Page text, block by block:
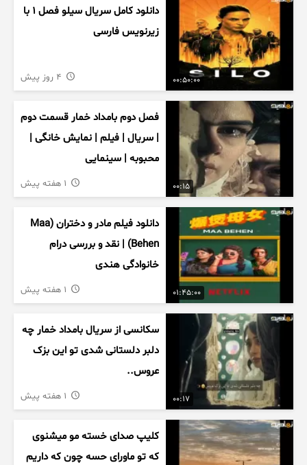
00:50:00
دانلود کامل سریال سیلو فصل ۱ با
زیرنویس فارسی
00:15
فصل دوم بامداد خمار قسمت دوم
| سریال | فیلم | نمایش خانگی |
محبوبه | سینمایی
01:45:00
دانلود فیلم مادر و دختران (Maa
Behen) | نقد و بررسی درام
خانوادگی هندی
00:17
سکانسی از سریال بامداد خمار چه
دلبر دلستانی شدی تو این بزک
عروس..
کلیپ صدای خسته مو میشنوی
که تو ماورای حسه چون که داریم